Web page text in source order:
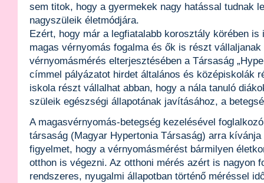
sem titok, hogy a gyermekek nagy hatással tudnak
nagyszüleik életmódjára.
Ezért, hogy már a legfiatalabb korosztály körében is
magas vérnyomás fogalma és ők is részt
vérnyomásmérés elterjesztésében a Társaság
címmel pályázatot hirdet általános és középiskolák
iskola részt vállalhat abban, hogy a nála tanuló
szüleik egészségi állapotának javításához, a
A magasvérnyomás-betegség kezelésével
társaság (Magyar Hypertonia Társaság) arra
figyelmet, hogy a vérnyomásmérést bármilyen
otthon is végezni. Az otthoni mérés azért is nagyon
rendszeres, nyugalmi állapotban történő méréssel